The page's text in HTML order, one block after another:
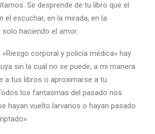
Se desprende de tu libro que el
el escuchar, en la mirada, en la
haciendo el amor.
«Riesgo corporal y policía médica» hay
sin la cual no se puede, a mi manera
a tus libros o aproximarse a tu
los fantasmas del pasado nos
hayan vuelto larvarios o hayan pasado